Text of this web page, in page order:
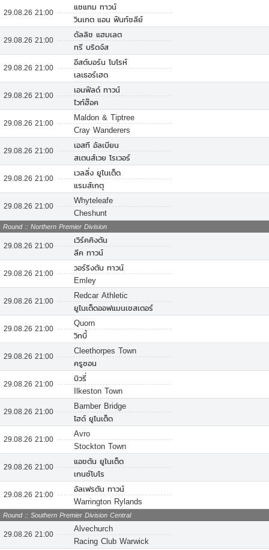
29.08.26 21:00
แชแทม ทาวน์
วินเกต แอน ฟินท์ชลีย์
29.08.26 21:00
ดัลลิช แฮมเลต
ทรี บริดจ์ส
29.08.26 21:00
อีสต์บอร์น โบโรห์
เลเธอร์เฮด
29.08.26 21:00
เอนฟิลด์ ทาวน์
ไวท์ฮ๊อค
29.08.26 21:00
Maldon & Tiptree
Cray Wanderers
29.08.26 21:00
เอสที อัลเบียน
สเตนส์เวย โรเวอร์
29.08.26 21:00
เวลลิ่ง ยูไนเต็ด
แรมส์เกตุ
29.08.26 21:00
Whyteleafe
Cheshunt
Round :: Northern Premier Division
29.08.26 21:00
เวิร์คคิงตัน
ลีค ทาวน์
29.08.26 21:00
วอร์ริงตัน ทาวน์
Emley
29.08.26 21:00
Redcar Athletic
ยูไนเต็ดออฟแมนเชสเตอร์
29.08.26 21:00
Quorn
วิทบี้
29.08.26 21:00
Cleethorpes Town
ครูซอน
29.08.26 21:00
บิวรี่
Ilkeston Town
29.08.26 21:00
Bamber Bridge
ไฮด์ ยูไนเต็ด
29.08.26 21:00
Avro
Stockton Town
29.08.26 21:00
แอชตัน ยูไนเต็ด
เกนซ์โบโร
29.08.26 21:00
อัลเฟรตัน ทาวน์
Warrington Rylands
Round :: Southern Premier Division Central
29.08.26 21:00
Alvechurch
Racing Club Warwick